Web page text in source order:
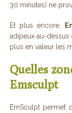
30 minutes) ne
Et plus encore,
adipeux au-dessus
plus en valeur les
Quelles
Emsculpt
EmSculpt permet